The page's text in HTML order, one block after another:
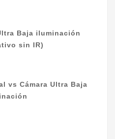
Baja iluminación
sin IR)
vs Cámara Ultra Baja